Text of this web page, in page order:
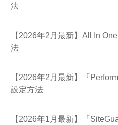
法
【2026年2月最新】All In
法
【2026年2月最新】『
設定方法
【2026年1月最新】『